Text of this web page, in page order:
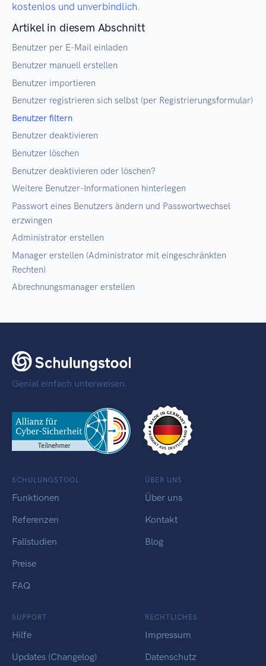
kostenlos und unverbindlich.
Artikel in diesem Abschnitt
Benutzer per E-Mail einladen
Benutzer manuell erstellen
Benutzer importieren
Benutzer registrieren sich selbst (per Registrierungsformular)
Benutzer filtern
Benutzer deaktivieren
Benutzer löschen
Benutzer deaktivieren oder löschen?
Weitere Benutzer-Informationen hinterlegen
Passwort eines Benutzers ändern und Passwortwechsel
erzwingen
Administrator erstellen
Manager erstellen (Administrator mit eingeschränkten
Rechten)
Abrechnungsmanager erstellen
Genial einfach unterweisen.
SCHULUNGSTOOL
Funktionen
Referenzen
Fallstudien
Preise
FAQ
ÜBER UNS
Über uns
Kontakt
Blog
SUPPORT
Hilfe
Updates (Changelog)
RECHTLICHES
Impressum
Datenschutz